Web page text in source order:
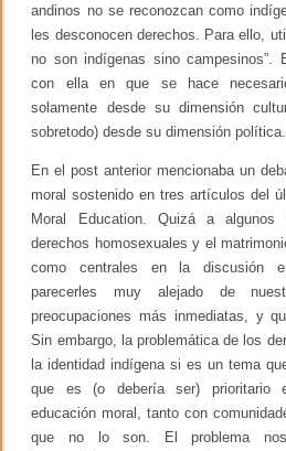
andinos no se reconozcan como
les desconocen derechos. Para ello,
no son indígenas sino campesinos”.
con ella en que se hace
solamente desde su dimensión
sobretodo) desde su dimensión política.
En el post anterior mencionaba un
moral sostenido en tres artículos del
Moral Education. Quizá a
derechos homosexuales y el
como centrales en la discusión
parecerles muy alejado de
preocupaciones más inmediatas, y
Sin embargo, la problemática de los
la identidad indígena si es un tema
que es (o debería ser) prioritario
educación moral, tanto con
que no lo son. El problema